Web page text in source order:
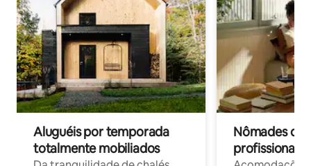
Aluguéis por temporada
totalmente mobiliados
Nômades
profissionais